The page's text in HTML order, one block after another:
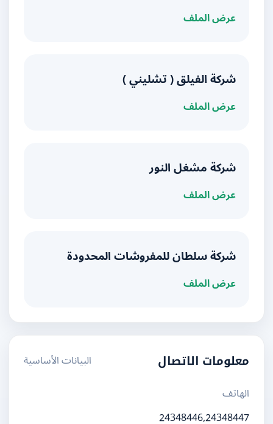
عرض الملف
شركة الفيلق ( تشليني )
عرض الملف
شركة مشغل النور
عرض الملف
شركة سلطان للمفروشات المحدودة
عرض الملف
معلومات الاتصال
البيانات الأساسية
الهاتف
24348446,24348447